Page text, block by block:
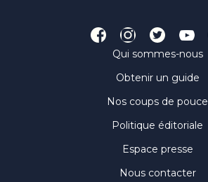
Qui sommes-nous
Obtenir un guide
Nos coups de pouce
Politique éditoriale
Espace presse
Nous contacter